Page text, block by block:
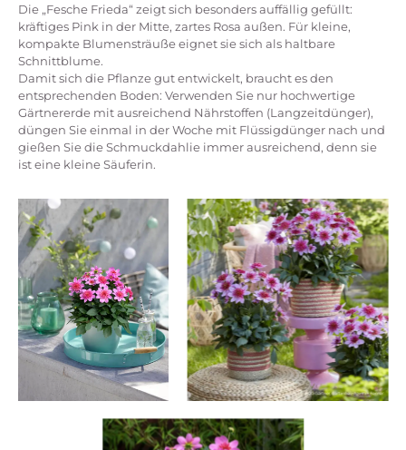
Die „Fesche Frieda“ zeigt sich besonders auffällig gefüllt:
kräftiges Pink in der Mitte, zartes Rosa außen. Für kleine,
kompakte Blumensträuße eignet sie sich als haltbare
Schnittblume.
Damit sich die Pflanze gut entwickelt, braucht es den
entsprechenden Boden: Verwenden Sie nur hochwertige
Gärtnererde mit ausreichend Nährstoffen (Langzeitdünger),
düngen Sie einmal in der Woche mit Flüssigdünger nach und
gießen Sie die Schmuckdahlie immer ausreichend, denn sie
ist eine kleine Säuferin.